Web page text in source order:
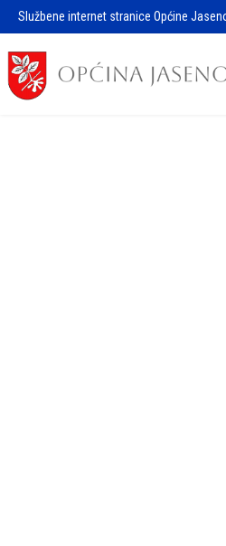
Službene internet stranice Općine